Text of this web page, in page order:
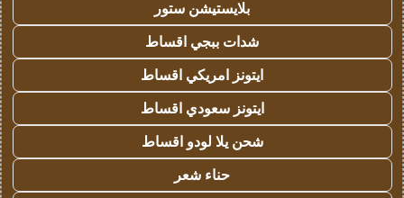
بلايستيشن ستور
شدات ببجي اقساط
ايتونز امريكي اقساط
ايتونز سعودي اقساط
شحن يلا لودو اقساط
حناء شعر